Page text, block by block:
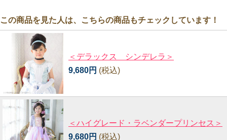
この商品を見た人は、こちらの商品もチェックしています！
＜デラックス シンデレラ＞
9,680円 (税込)
＜ハイグレード・ラベンダープリンセス＞
9,680円 (税込)